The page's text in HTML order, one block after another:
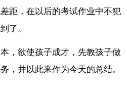
距，在以后的考试作业中不犯
了。
，欲使孩子成才，先教孩子做
，并以此来作为今天的总结。